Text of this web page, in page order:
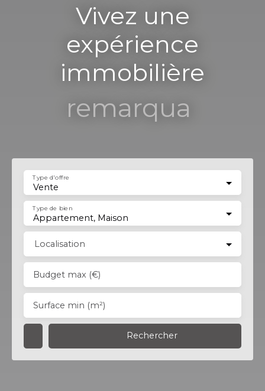
Vivez une
expérience
immobilière
remarquable
Vente
Type d'offre
Appartement, Maison
Type de bien
Localisation
Budget max (€)
Surface min (m²)
Rechercher